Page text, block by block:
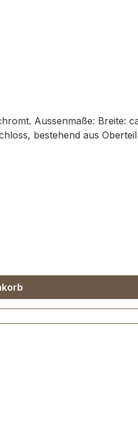
Aussenmaße: Breite:
bestehend aus